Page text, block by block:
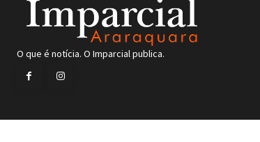
O que é notícia. O Imparcial publica.